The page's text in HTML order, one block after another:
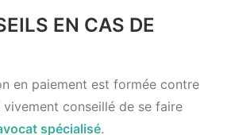
EN CAS DE
en paiement est formée contre
vivement conseillé de se faire
spécialisé.